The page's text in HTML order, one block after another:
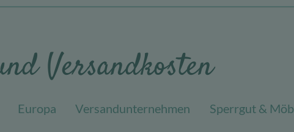
Versandkosten
Europa Versandunternehmen Sperrgut &